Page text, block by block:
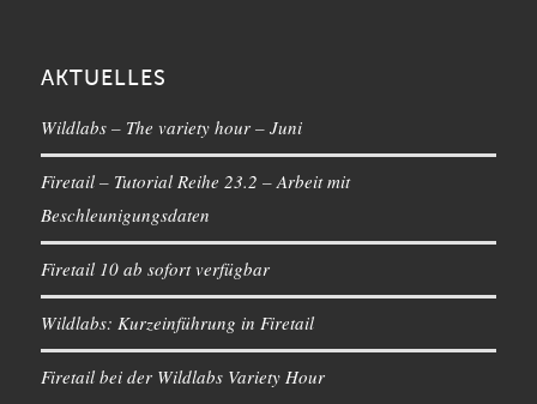
AKTUELLES
Wildlabs – The variety hour – Juni
Firetail – Tutorial Reihe 23.2 – Arbeit mit
Beschleunigungsdaten
Firetail 10 ab sofort verfügbar
Wildlabs: Kurzeinführung in Firetail
Firetail bei der Wildlabs Variety Hour